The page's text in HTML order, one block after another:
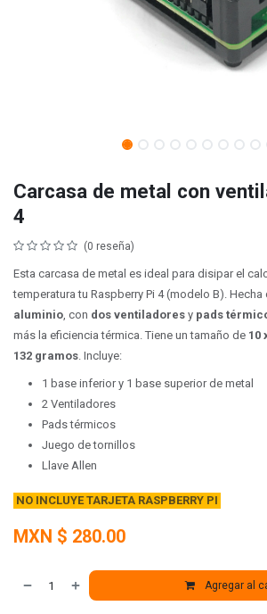
Carcasa de metal con
4
(0 reseña)
Esta carcasa de metal es ideal para disipar el
temperatura tu Raspberry Pi 4 (modelo B).
aluminio, con dos ventiladores y pads
más la eficiencia térmica. Tiene un tamaño de ‎ 10
132 gramos. Incluye:
1 base inferior y 1 base superior de metal
2 Ventiladores
Pads térmicos
Juego de tornillos
Llave Allen
NO INCLUYE TARJETA RASPBERRY PI
MXN $ 280.00
Agregar al